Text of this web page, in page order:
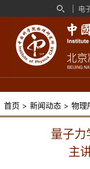
电
首页 > 新闻动态 > 物理
量子力
主